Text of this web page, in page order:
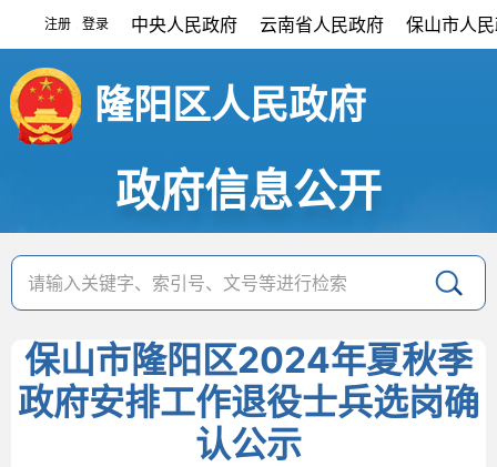
注册 登录 中央人民政府 云南省人民政府 保山市人
隆阳区人民政府
政府信息公开
保山市隆阳区2024年夏秋季
政府安排工作退役士兵选岗确
认公示